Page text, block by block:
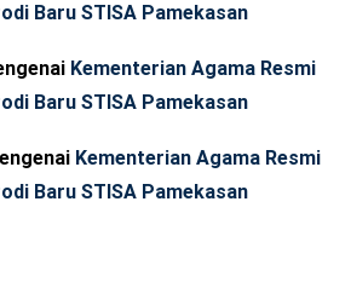
Baru STISA Pamekasan
Kementerian Agama Resmi
Baru STISA Pamekasan
Kementerian Agama Resmi
Baru STISA Pamekasan